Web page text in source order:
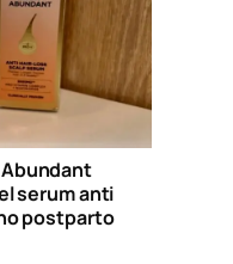
serum anti
postparto